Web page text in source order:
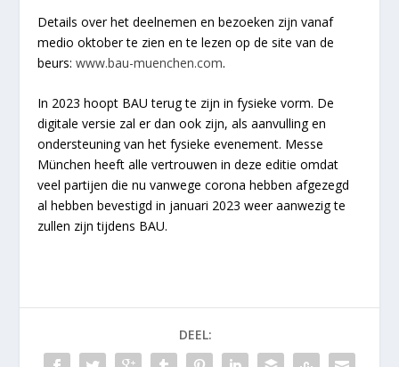
Details over het deelnemen en bezoeken zijn vanaf
medio oktober te zien en te lezen op de site van de
beurs:www.bau-muenchen.com.
In 2023 hoopt BAU terug te zijn in fysieke vorm. De
digitale versie zal er dan ook zijn, als aanvulling en
ondersteuning van het fysieke evenement. Messe
München heeft alle vertrouwen in deze editie omdat
veel partijen die nu vanwege corona hebben afgezegd
al hebben bevestigd in januari 2023 weer aanwezig te
zullen zijn tijdens BAU.
DEEL: